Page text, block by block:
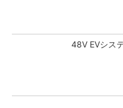
48V EVシス